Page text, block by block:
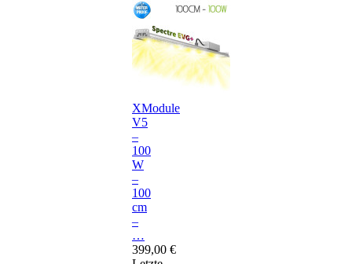
XModule
V5
–
100
W
–
100
cm
–
…
399,00 €